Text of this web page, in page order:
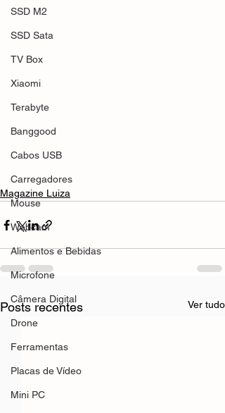
SSD M2
SSD Sata
TV Box
Xiaomi
Terabyte
Banggood
Cabos USB
Carregadores
Mouse
Webcam
Alimentos e Bebidas
Microfone
Câmera Digital
Drone
Ferramentas
Placas de Vídeo
Mini PC
Magazine Luiza
Posts recentes Ver tudo